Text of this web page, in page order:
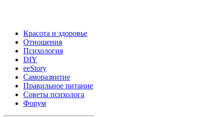
Красота и здоровье
Отношения
Психология
DIY
ееStory
Саморазвитие
Правильное питание
Советы психолога
Форум